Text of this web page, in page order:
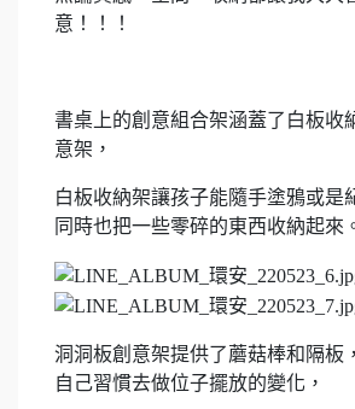
意！！！
書桌上的創意組合架涵蓋了白板收
意架，
白板收納架讓孩子能隨手塗鴉或是
同時也把一些零碎的東西收納起來
洞洞板創意架提供了蘑菇棒和隔板
自己習慣去做位子擺放的變化，